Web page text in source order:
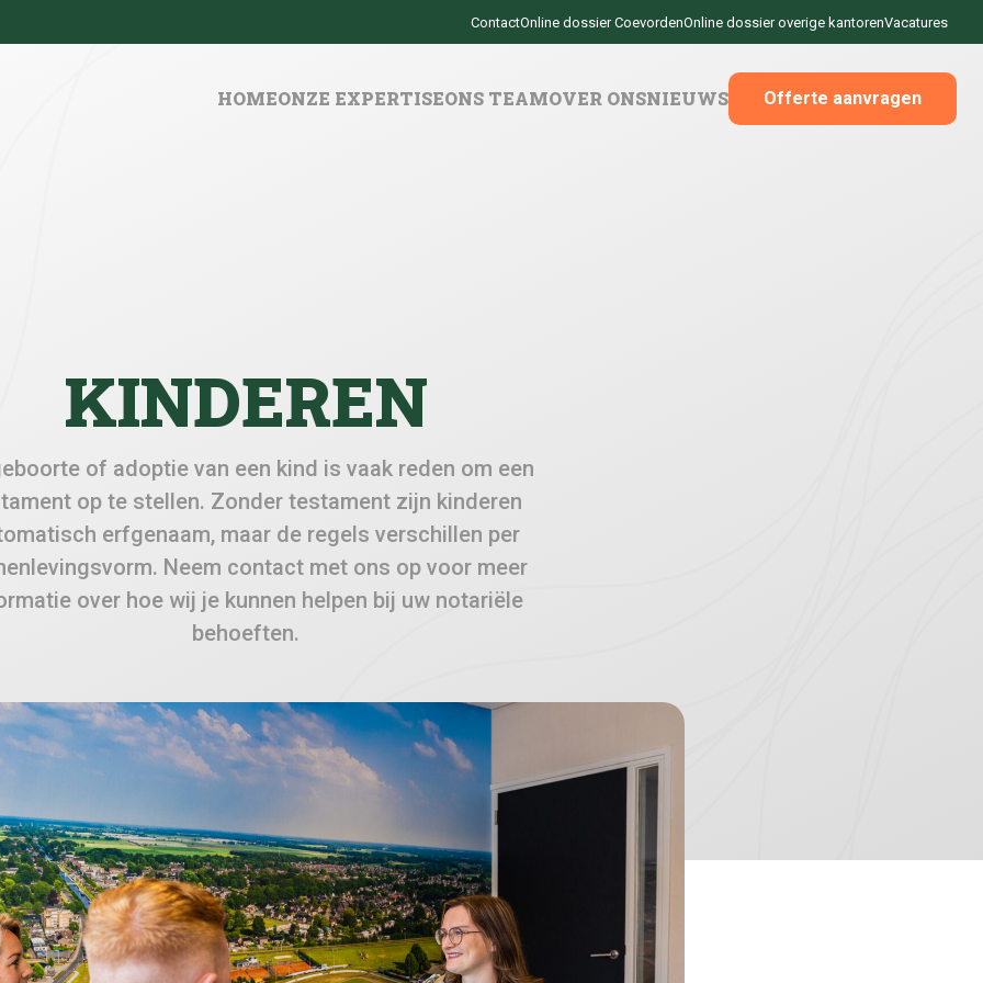
ContactOnline dossier CoevordenOnline dossier overige kantorenVacatures
HOMEONZE EXPERTISEONS TEAMOVER ONSNIEUWS Offerte aanvragen
KINDEREN
of adoptie van een kind is vaak reden om een
op te stellen. Zonder testament zijn kinderen
erfgenaam, maar de regels verschillen per
Neem contact met ons op voor meer
over hoe wij je kunnen helpen bij uw notariële
behoeften.